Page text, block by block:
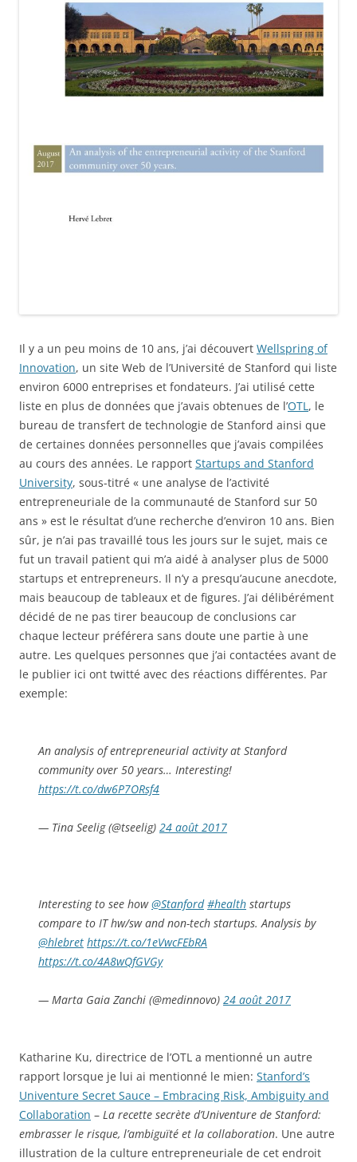
Il y a un peu moins de 10 ans, j’ai découvert Wellspring of
Innovation, un site Web de l’Université de Stanford qui liste
environ 6000 entreprises et fondateurs. J’ai utilisé cette
liste en plus de données que j’avais obtenues de l’OTL, le
bureau de transfert de technologie de Stanford ainsi que
de certaines données personnelles que j’avais compilées
au cours des années. Le rapport Startups and Stanford
University, sous-titré « une analyse de l’activité
entrepreneuriale de la communauté de Stanford sur 50
ans » est le résultat d’une recherche d’environ 10 ans. Bien
sûr, je n’ai pas travaillé tous les jours sur le sujet, mais ce
fut un travail patient qui m’a aidé à analyser plus de 5000
startups et entrepreneurs. Il n’y a presqu’aucune anecdote,
mais beaucoup de tableaux et de figures. J’ai délibérément
décidé de ne pas tirer beaucoup de conclusions car
chaque lecteur préférera sans doute une partie à une
autre. Les quelques personnes que j’ai contactées avant de
le publier ici ont twitté avec des réactions différentes. Par
exemple:
An analysis of entrepreneurial activity at Stanford
community over 50 years… Interesting!
https://t.co/dw6P7ORsf4
— Tina Seelig (@tseelig) 24 août 2017
Interesting to see how@Stanford #health startups
compare to IT hw/sw and non-tech startups. Analysis by
@hlebret https://t.co/1eVwcFEbRA
https://t.co/4A8wQfGVGy
— Marta Gaia Zanchi (@medinnovo) 24 août 2017
Katharine Ku, directrice de l’OTL a mentionné un autre
rapport lorsque je lui ai mentionné le mien: Stanford’s
Univenture Secret Sauce – Embracing Risk, Ambiguity and
Collaboration – La recette secrète d’Univenture de Stanford:
embrasser le risque, l’ambiguïté et la collaboration. Une autre
illustration de la culture entrepreneuriale de cet endroit